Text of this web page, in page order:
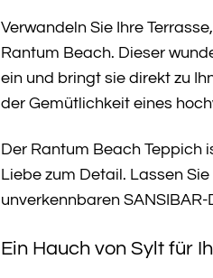
Verwandeln Sie Ihre
Rantum Beach. Dieser
ein und bringt sie direkt zu
der Gemütlichkeit eines
Der Rantum Beach Teppich
Liebe zum Detail. Lassen
unverkennbaren
Ein Hauch von Sylt für